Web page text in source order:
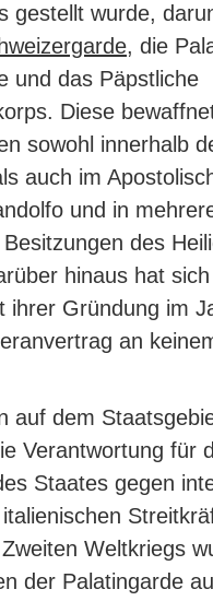
gestellt wurde,
, die
und das Päpstliche
. Diese
sowohl innerhalb
auch im
und in
des
hinaus hat
ihrer Gründung im
an
auf dem
Verantwortung für
Staates gegen
Weltkriegs
der Palatingarde